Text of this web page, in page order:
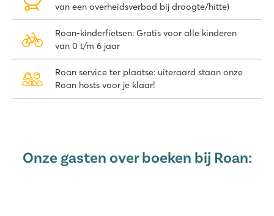
van een overheidsverbod bij droogte/hitte)
Roan-kinderfietsen: Gratis voor alle kinderen
van 0 t/m 6 jaar
Roan service ter plaatse: uiteraard staan onze
Roan hosts voor je klaar!
Onze gasten over boeken bij Roan: